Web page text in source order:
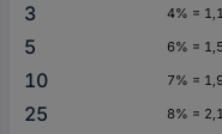
3
4% =
5
6% =
10
7% =
25
8% =